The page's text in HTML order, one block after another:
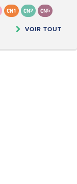
CN1 CN2 CN5
VOIR TOUT